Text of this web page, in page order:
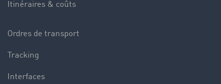
Itinéraires & coûts
Ordres de transport
Tracking
Interfaces